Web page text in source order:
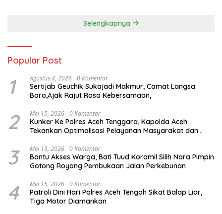
Selengkapnya
Popular Post
1 Agustus 4, 2026 0 Komentar
Sertijab Geuchik Sukajadi Makmur, Camat Langsa
Baro,Ajak Rajut Rasa Kebersamaan,
2 Mei 15, 2026 0 Komentar
Kunker Ke Polres Aceh Tenggara, Kapolda Aceh
Tekankan Optimalisasi Pelayanan Masyarakat dan
3 Mei 15, 2026 0 Komentar
Bantu Akses Warga, Bati Tuud Koramil Silih Nara Pimpin
Gotong Royong Pembukaan Jalan Perkebunan
4 Mei 15, 2026 0 Komentar
Patroli Dini Hari Polres Aceh Tengah Sikat Balap Liar,
Tiga Motor Diamankan